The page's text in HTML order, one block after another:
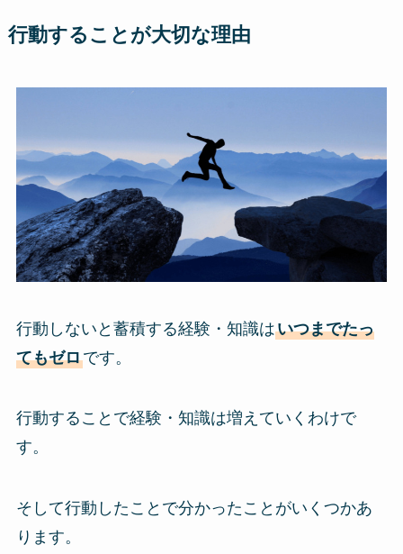
行動することが大切な理由
行動しないと蓄積する経験・知識はいつまでたっ
てもゼロです。
行動することで経験・知識は増えていくわけで
す。
そして行動したことで分かったことがいくつかあ
ります。